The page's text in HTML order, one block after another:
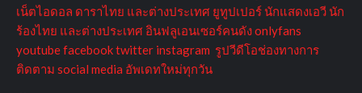
เน็ตไอดอล ดาราไทย และต่างประเทศ ยูทูปเปอร์ นักแสดงเอวี นัก
ร้องไทย และต่างประเทศ อินฟลูเอนเซอร์คนดัง onlyfans
youtube facebook twitter instagram รูปวีดีโอช่องทางการ
ติดตาม social media อัพเดทใหม่ทุกวัน